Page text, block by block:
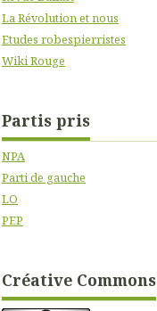
La Révolution et nous
Etudes robespierristes
Wiki Rouge
Partis pris
NPA
Parti de gauche
LO
PEP
Créative Commons